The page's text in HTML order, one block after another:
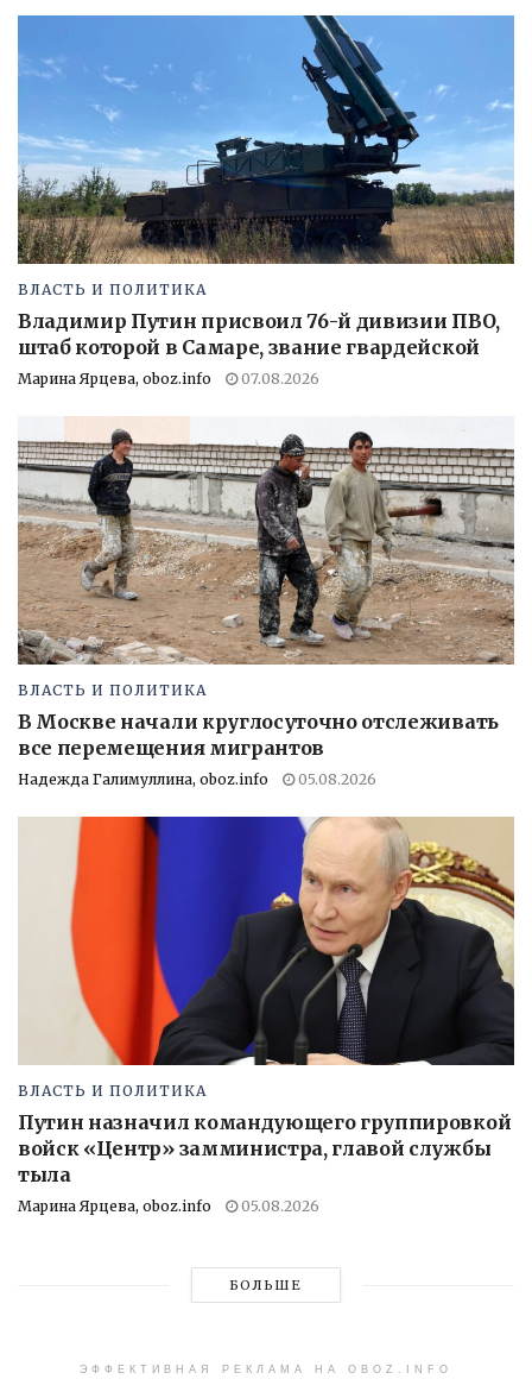
ВЛАСТЬ И ПОЛИТИКА
Владимир Путин присвоил 76-й дивизии ПВО,
штаб которой в Самаре, звание гвардейской
Марина Ярцева, oboz.info 07.08.2026
ВЛАСТЬ И ПОЛИТИКА
В Москве начали круглосуточно отслеживать
все перемещения мигрантов
Надежда Галимуллина, oboz.info 05.08.2026
ВЛАСТЬ И ПОЛИТИКА
Путин назначил командующего группировкой
войск «Центр» замминистра, главой службы
тыла
Марина Ярцева, oboz.info 05.08.2026
БОЛЬШЕ
ЭФФЕКТИВНАЯ РЕКЛАМА НА OBOZ.INFO